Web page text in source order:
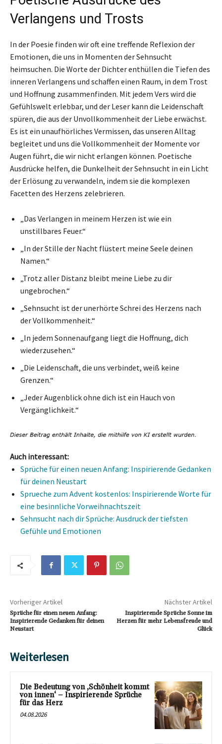
Verlangens und Trosts
In der Poesie finden wir oft eine treffende Reflexion der
Emotionen, die uns in Momenten der Sehnsucht
heimsuchen. Die Worte der Dichter enthüllen die Tiefen des
inneren Verlangens und schaffen einen Raum, in dem Trost
und Hoffnung zusammenfinden. Mit jedem Vers wird die
Gefühlswelt erlebbar, und der Leser kann die Leidenschaft
spüren, die aus der Unvollkommenheit der Liebe erwächst.
Es ist ein unaufhörliches Vermissen, das unseren Alltag
begleitet und uns die Vollkommenheit der Momente vor
Augen führt, die wir nicht erlangen können. Poetische
Ausdrücke helfen, die Dunkelheit der Sehnsucht in ein Licht
der Erlösung zu verwandeln, indem sie die komplexen
Facetten des Herzens zelebrieren.
„Das Verlangen in meinem Herzen ist wie ein
unstillbares Feuer.“
„In der Stille der Nacht flüstert meine Seele deinen
Namen.“
„Trotz aller Distanz bleibt meine Liebe zu dir
ungebrochen.“
„Sehnsucht ist der unerhörte Schrei des Herzens nach
der Vollkommenheit.“
„In jedem Sonnenaufgang liegt die Hoffnung, dich
wiederzusehen.“
„Die Leidenschaft, die uns verbindet, weiß keine
Grenzen.“
„Jeder Augenblick ohne dich ist ein Hauch von
Vergänglichkeit.“
Auch interessant:
Sprüche für einen neuen Anfang: Inspirierende Gedanken
für deinen Neustart
Sprueche zum Advent kostenlos: Inspirierende Worte für
eine besinnliche Vorweihnachtszeit
Sehnsucht nach dir Sprüche: Ausdruck der tiefsten
Gefühle und Emotionen
Vorheriger Artikel
Sprüche für einen neuen Anfang:
Inspirierende Gedanken für deinen
Neustart
Nächster Artikel
Inspirierende Sprüche Sonne im
Herzen für mehr Lebensfreude und
Glück
Weiterlesen
Die Bedeutung von ‚Schönheit kommt
von innen‘ – Inspirierende Sprüche
für das Herz
04.08.2026